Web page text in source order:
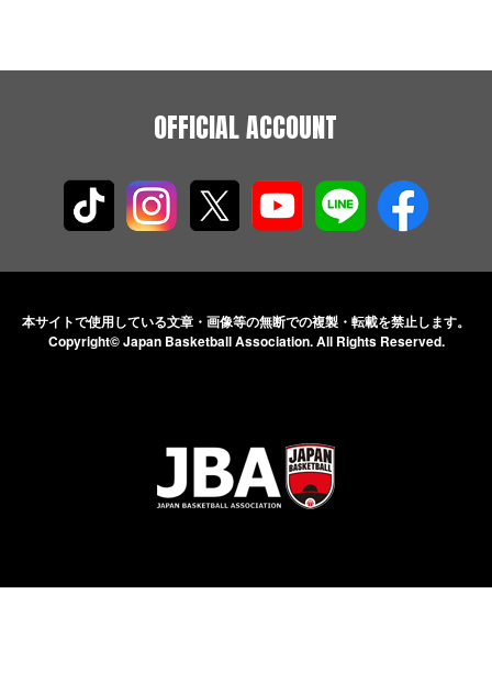
OFFICIAL ACCOUNT
本サイトで使用している文章・画像等の無断での複製・転載を禁止します。
Copyright© Japan Basketball Association.All Rights Reserved.